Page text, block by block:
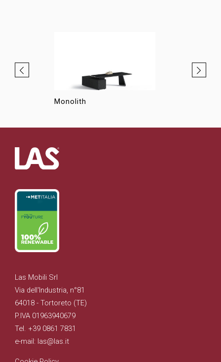
Monolith
Las Mobili Srl
Via dell'Industria, n°81
64018 - Tortoreto (TE)
P.IVA 01963940679
Tel. +39 0861 7831
e-mail: las@las.it